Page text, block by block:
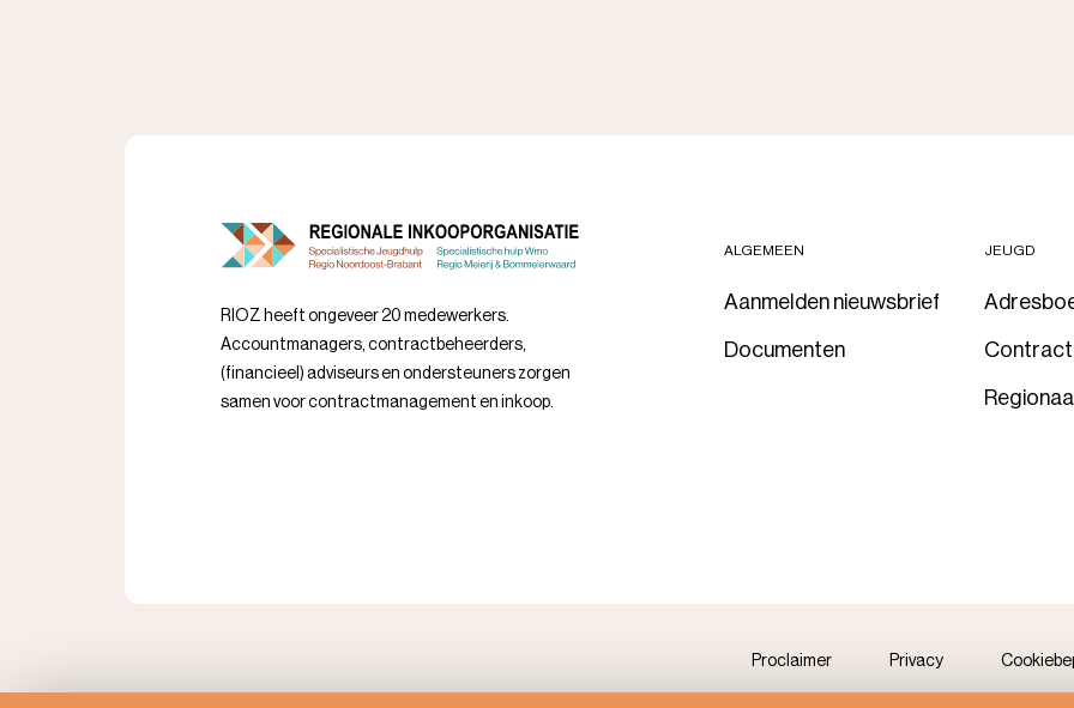
RIOZ heeft ongeveer 20 medewerkers.
Accountmanagers, contractbeheerders,
(financieel) adviseurs en ondersteuners zorgen
samen voor contractmanagement en inkoop.
ALGEMEEN
Aanmelden nieuwsbrief
Documenten
JEUGD
Proclaimer Privacy